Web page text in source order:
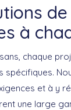
à
chaque
spécifiques.
et à y
une large